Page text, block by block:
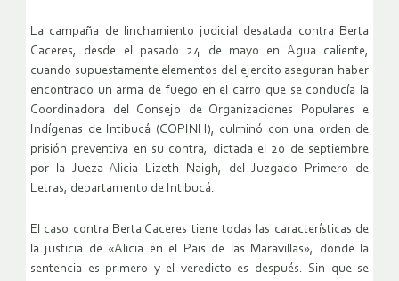
La campaña de linchamiento judicial desatada contra Berta
Caceres, desde el pasado 24 de mayo en Agua caliente,
cuando supuestamente elementos del ejercito aseguran haber
encontrado un arma de fuego en el carro que se conducía la
Coordinadora del Consejo de Organizaciones Populares e
Indígenas de Intibucá (COPINH), culminó con una orden de
prisión preventiva en su contra, dictada el 20 de septiembre
por la Jueza Alicia Lizeth Naigh, del Juzgado Primero de
Letras, departamento de Intibucá.
El caso contra Berta Caceres tiene todas las características de
la justicia de «Alicia en el Pais de las Maravillas», donde la
sentencia es primero y el veredicto es después. Sin que se